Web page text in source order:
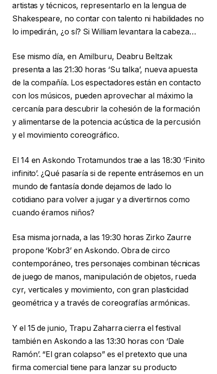
artistas y técnicos, representarlo en la lengua de
Shakespeare, no contar con talento ni habilidades no
lo impedirán, ¿o sí? Si William levantara la cabeza…
Ese mismo día, en Amilburu, Deabru Beltzak
presenta a las 21:30 horas ‘Su talka’, nueva apuesta
de la compañía. Los espectadores están en contacto
con los músicos, pueden aprovechar al máximo la
cercanía para descubrir la cohesión de la formación
y alimentarse de la potencia acústica de la percusión
y el movimiento coreográfico.
El 14 en Askondo Trotamundos trae a las 18:30 ‘Finito
infinito’. ¿Qué pasaría si de repente entrásemos en un
mundo de fantasía donde dejamos de lado lo
cotidiano para volver a jugar y a divertirnos como
cuando éramos niños?
Esa misma jornada, a las 19:30 horas Zirko Zaurre
propone ‘Kobr3’ en Askondo. Obra de circo
contemporáneo, tres personajes combinan técnicas
de juego de manos, manipulación de objetos, rueda
cyr, verticales y movimiento, con gran plasticidad
geométrica y a través de coreografías armónicas.
Y el 15 de junio, Trapu Zaharra cierra el festival
también en Askondo a las 13:30 horas con ‘Dale
Ramón’. “El gran colapso” es el pretexto que una
firma comercial tiene para lanzar su producto